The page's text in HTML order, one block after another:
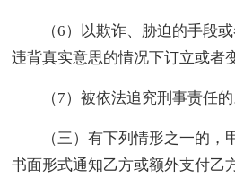
（6）以欺诈、胁迫的手段
违背真实意思的情况下订立或者
（7）被依法追究刑事责任的
（三）有下列情形之一的，
书面形式通知乙方或额外支付乙